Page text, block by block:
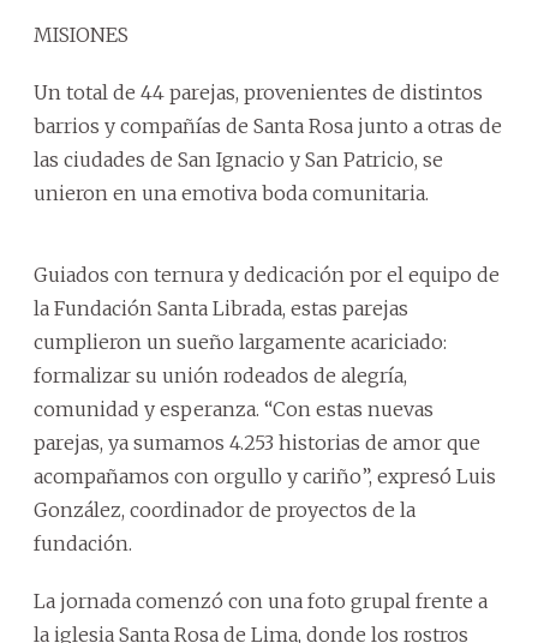
MISIONES
Un total de 44 parejas, provenientes de distintos
barrios y compañías de Santa Rosa junto a otras de
las ciudades de San Ignacio y San Patricio, se
unieron en una emotiva boda comunitaria.
Guiados con ternura y dedicación por el equipo de
la Fundación Santa Librada, estas parejas
cumplieron un sueño largamente acariciado:
formalizar su unión rodeados de alegría,
comunidad y esperanza. “Con estas nuevas
parejas, ya sumamos 4.253 historias de amor que
acompañamos con orgullo y cariño”, expresó Luis
González, coordinador de proyectos de la
fundación.
La jornada comenzó con una foto grupal frente a
la iglesia Santa Rosa de Lima, donde los rostros